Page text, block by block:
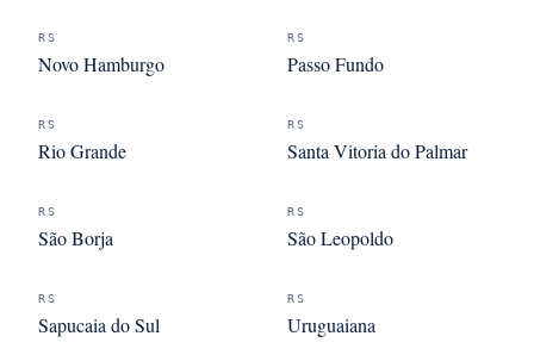
RS
Novo Hamburgo
RS
Passo Fundo
RS
Rio Grande
RS
Santa Vitoria do Palmar
RS
São Borja
RS
São Leopoldo
RS
Sapucaia do Sul
RS
Uruguaiana